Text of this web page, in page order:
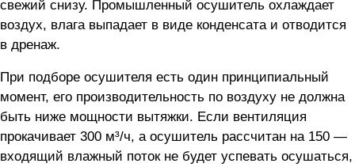
свежий снизу. Промышленный осушитель охлаждает
воздух, влага выпадает в виде конденсата и отводится
в дренаж.
При подборе осушителя есть один принципиальный
момент, его производительность по воздуху не должна
быть ниже мощности вытяжки. Если вентиляция
прокачивает 300 м³/ч, а осушитель рассчитан на 150 —
входящий влажный поток не будет успевать осушаться,